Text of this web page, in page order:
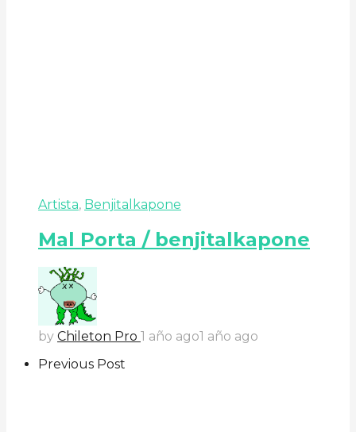
Artista, Benjitalkapone
Mal Porta / benjitalkapone
by Chileton Pro 1 año ago1 año ago
Previous Post